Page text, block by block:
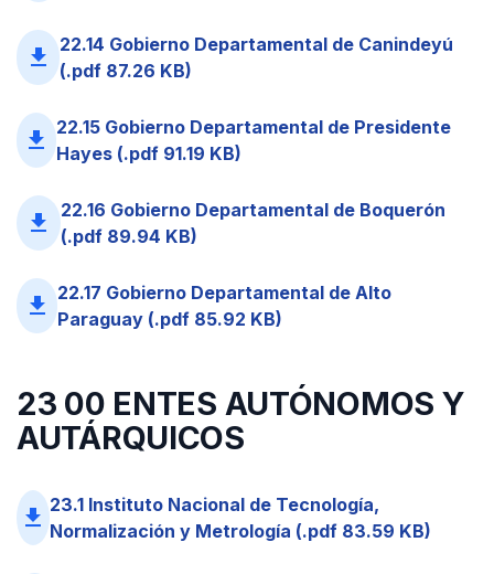
file_download
22.14 Gobierno Departamental de Canindeyú
(.pdf 87.26 KB)
file_download 22.15 Gobierno Departamental de Presidente
Hayes (.pdf 91.19 KB)
file_download
22.16 Gobierno Departamental de Boquerón
(.pdf 89.94 KB)
file_download 22.17 Gobierno Departamental de Alto
Paraguay (.pdf 85.92 KB)
23 00 ENTES AUTÓNOMOS Y
AUTÁRQUICOS
file_download 23.1 Instituto Nacional de Tecnología,
Normalización y Metrología (.pdf 83.59 KB)